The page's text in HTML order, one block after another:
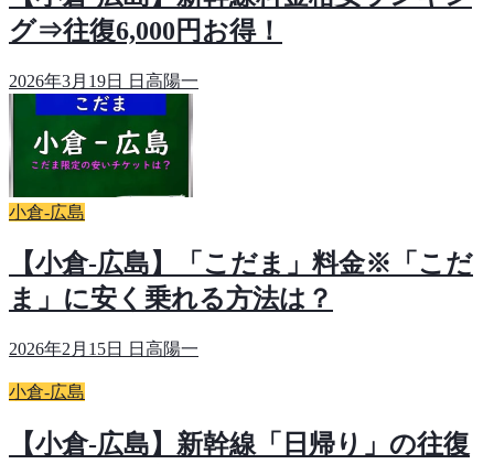
グ⇒往復6,000円お得！
2026年3月19日 日高陽一
小倉-広島
【小倉-広島】「こだま」料金※「こだ
ま」に安く乗れる方法は？
2026年2月15日 日高陽一
小倉-広島
【小倉-広島】新幹線「日帰り」の往復